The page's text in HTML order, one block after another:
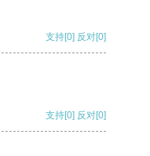
支持[0] 反对[0]
支持[0] 反对[0]